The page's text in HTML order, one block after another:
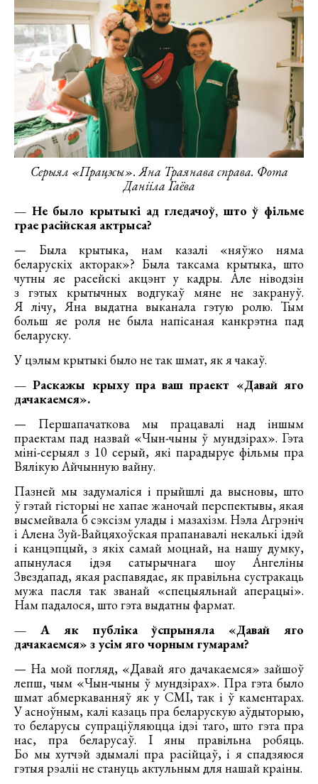
Серыял «Працэсы». Яна Траянава справа. Фота
Данііла Гаёва
— Не было крытыкі ад гледачоў, што ў фільме
грае расійская актрыса?
— Была крытыка, нам казалі «няўжо няма
беларускіх акторак»? Была таксама крытыка, што
чутны яе расейскі акцэнт у кадры. Але ніводзін
з гэтых крытычных водгукаў мяне не закрануў.
Я лічу, Яна выдатна выканала гэтую ролю. Тым
больш яе роля не была напісаная канкрэтна пад
беларуску.
У цэлым крытыкі было не так шмат, як я чакаў.
— Раскажы крыху пра ваш праект «Давай яго
дачакаемся».
— Першапачаткова мы працавалі над іншым
праектам пад назвай «Чын-чыны ў мундзірах». Гэта
міні-серыял з 10 серый, які парадыруе фільмы пра
Вялікую Айчынную вайну.
Пазней мы задумаліся і прыйшлі да высновы, што
ў гэтай гісторыі не хапае жаночай перспектывы, якая
высмейвала б сэксізм улады і мазахізм. Нэла Агрэніч
і Алена Зуй-Вайцяхоўская прапанавалі некалькі ідэй
і канцэпцый, з якіх самай моцнай, на нашу думку,
апынулася ідэя сатырычнага шоу Ангеліны
Звездапад, якая распавядае, як правільна сустракаць
мужа пасля так званай «спецыяльнай аперацыі».
Нам падалося, што гэта выдатны фармат.
— А як публіка ўспрыняла «Давай яго
дачакаемся» з усім яго чорным гумарам?
— На мой погляд, «Давай яго дачакаемся» зайшоў
лепш, чым «Чын-чыны ў мундзірах». Пра гэта было
шмат абмеркаванняў як у СМІ, так і ў каментарах.
У асноўным, калі казаць пра беларускую аўдыторыю,
то беларусы супраціўляюцца ідэі таго, што гэта пра
нас, пра беларусаў. І яны правільна робяць.
Бо мы хутчэй здымалі пра расійцаў, і я спадзяюся
гэтыя рэаліі не стануць актульным для нашай краіны.